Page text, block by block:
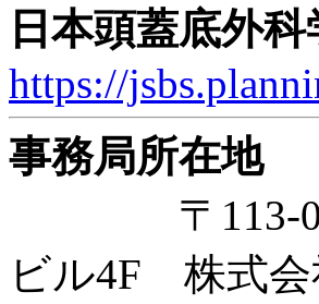
日本頭蓋底外
https://
事務局所在地
〒113-
ビル4F 株式会